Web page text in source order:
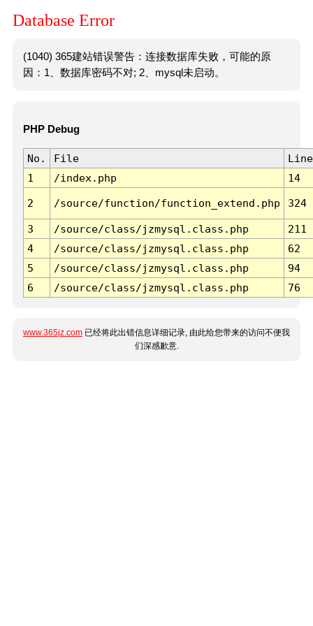
Database Error
(1040) 365建站错误警告：连接数据库失败，可能的原
因：1、数据库密码不对; 2、mysql未启动。
PHP Debug
No. File
Line
1
/index.php 14
2 /source/function/function_extend.php 324
3 /source/class/jzmysql.class.php
211
4
/source/class/jzmysql.class.php
62
5
/source/class/jzmysql.class.php
94
6
/source/class/jzmysql.class.php 76
www.365jz.com 已经将此出错信息详细记录, 由此给您带来的访问不便我
们深感歉意.